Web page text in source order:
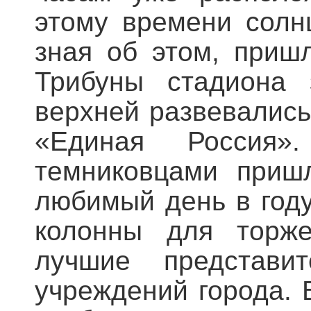
этому времени
зная об этом,
Трибуны стадиона
верхней
«Единая
темниковцами
любимый день в
колонны для
лучшие
учреждений